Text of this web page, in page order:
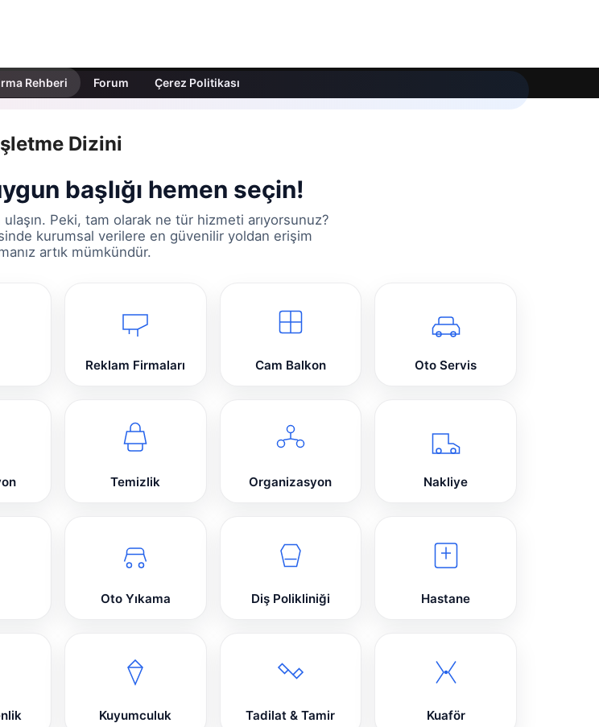
Rehberi Forum Çerez Politikası
Dizini
başlığı hemen seçin!
Peki, tam olarak ne tür hizmeti arıyorsunuz?
kurumsal verilere en güvenilir yoldan erişim
artık mümkündür.
Reklam Firmaları Cam Balkon Oto Servis
Temizlik Organizasyon Nakliye
Oto Yıkama Diş Polikliniği Hastane
Kuyumculuk Tadilat & Tamir Kuaför